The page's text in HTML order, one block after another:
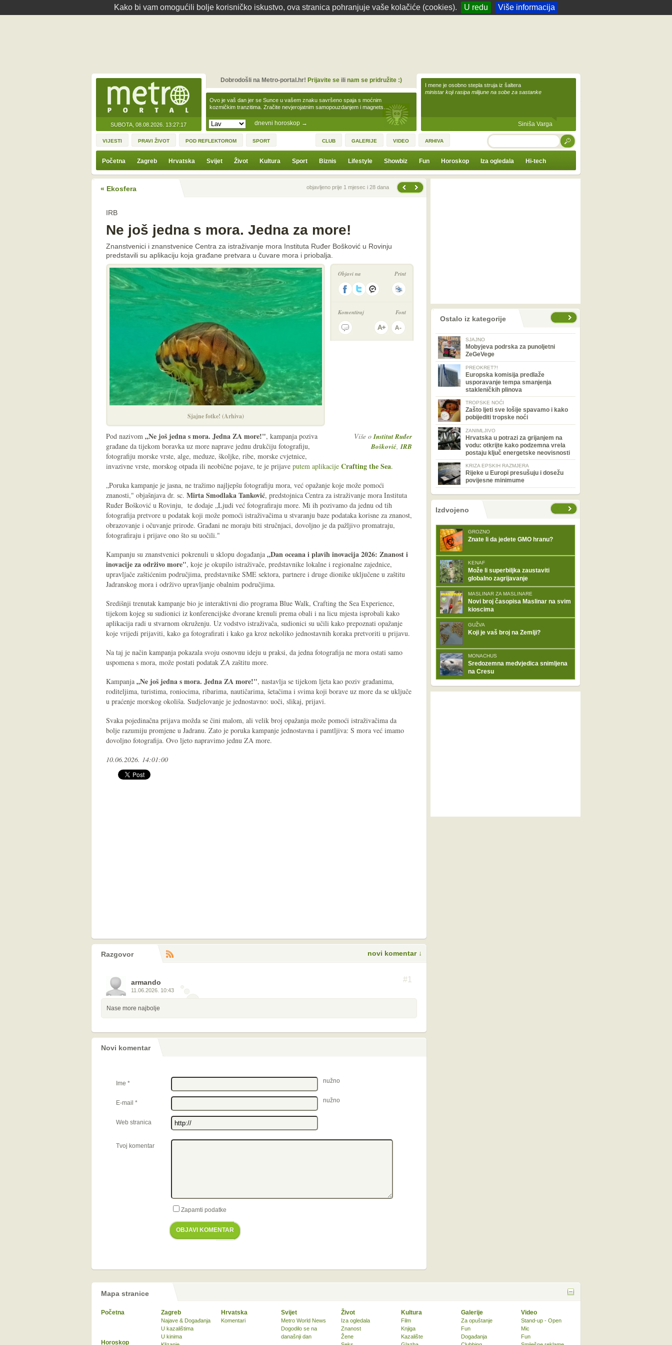
Kako bi vam omogućili bolje korisničko iskustvo, ova stranica pohranjuje vaše kolačiće (cookies). U redu Više informacija
SUBOTA, 08.08.2026. 13:27:17 dnevni horoskop →
Ovo je vaš dan jer se Sunce u vašem znaku savršeno spaja s moćnim
kozmičkim tranzitima. Zračite nevjerojatnim samopouzdanjem i magnets…
Dobrodošli na Metro-portal.hr! Prijavite seili nam se pridružite :)
I mene je osobno stepla struja iz šaltera
ministar koji rasipa milijune na sobe za sastanke
Siniša Varga
VIJESTI PRAVI ŽIVOT POD REFLEKTOROM SPORT CLUB GALERIJE VIDEO ARHIVA TRAŽI
Početna Zagreb Hrvatska Svijet Život Kultura Sport Biznis Lifestyle Showbiz Fun Horoskop Iza ogledala Hi-tech
« Ekosfera Prethodna vijestobjavljeno prije 1 mjesec i 28 dana
IRB
Ne još jedna s mora. Jedna za more!
Znanstvenici i znanstvenice Centra za istraživanje mora Instituta Ruđer Bošković u Rovinju
predstavili su aplikaciju koja građane pretvara u čuvare mora i priobalja.
Sjajne fotke! (Arhiva)
Objavi na Print
Komentiraj Font
Više oInstitut Ruđer
Bošković,IRB
Pod nazivom „Ne još jedna s mora. Jedna ZA more!", kampanja poziva
građane da tijekom boravka uz more naprave jednu drukčiju fotografiju,
fotografiju morske vrste, alge, meduze, školjke, ribe, morske cvjetnice,
invazivne vrste, morskog otpada ili neobične pojave, te je prijave putem aplikacije Crafting the Sea.
„Poruka kampanje je jasna, ne tražimo najljepšu fotografiju mora, već opažanje koje može pomoći
znanosti," objašnjava dr. sc. Mirta Smodlaka Tanković, predstojnica Centra za istraživanje mora Instituta
Ruđer Bošković u Rovinju, te dodaje „Ljudi već fotografiraju more. Mi ih pozivamo da jednu od tih
fotografija pretvore u podatak koji može pomoći istraživačima u stvaranju baze podataka korisne za znanost,
obrazovanje i očuvanje prirode. Građani ne moraju biti stručnjaci, dovoljno je da pažljivo promatraju,
fotografiraju i prijave ono što su uočili."
Kampanju su znanstvenici pokrenuli u sklopu događanja „Dan oceana i plavih inovacija 2026: Znanost i
inovacije za održivo more", koje je okupilo istraživače, predstavnike lokalne i regionalne zajednice,
upravljače zaštićenim područjima, predstavnike SME sektora, partnere i druge dionike uključene u zaštitu
Jadranskog mora i održivo upravljanje obalnim područjima.
Središnji trenutak kampanje bio je interaktivni dio programa Blue Walk, Crafting the Sea Experience,
tijekom kojeg su sudionici iz konferencijske dvorane krenuli prema obali i na licu mjesta isprobali kako
aplikacija radi u stvarnom okruženju. Uz vodstvo istraživača, sudionici su učili kako prepoznati opažanje
koje vrijedi prijaviti, kako ga fotografirati i kako ga kroz nekoliko jednostavnih koraka pretvoriti u prijavu.
Na taj je način kampanja pokazala svoju osnovnu ideju u praksi, da jedna fotografija ne mora ostati samo
uspomena s mora, može postati podatak ZA zaštitu more.
Kampanja „Ne još jedna s mora. Jedna ZA more!", nastavlja se tijekom ljeta kao poziv građanima,
roditeljima, turistima, roniocima, ribarima, nautičarima, šetačima i svima koji borave uz more da se uključe
u praćenje morskog okoliša. Sudjelovanje je jednostavno: uoči, slikaj, prijavi.
Svaka pojedinačna prijava možda se čini malom, ali velik broj opažanja može pomoći istraživačima da
bolje razumiju promjene u Jadranu. Zato je poruka kampanje jednostavna i pamtljiva: S mora već imamo
dovoljno fotografija. Ovo ljeto napravimo jednu ZA more.
10.06.2026. 14:01:00
Razgovor
komentara
novi komentar ↓
armando
11.06.2026. 10:43
#1
Nase more najbolje
Novi komentar
Ime * nužno
E-mail * nužno
Web stranica
Tvoj komentar
Zapamti podatke
OBJAVI KOMENTAR
prethodno Ostalo iz kategorije
SJAJNO
Mobyjeva podrska za punoljetni
ZeGeVege
PREOKRET?!
Europska komisija predlaže
usporavanje tempa smanjenja
stakleničkih plinova
TROPSKE NOĆI
Zašto ljeti sve lošije spavamo i kako
pobijediti tropske noći
ZANIMLJIVO
Hrvatska u potrazi za grijanjem na
vodu: otkrijte kako podzemna vrela
postaju ključ energetske neovisnosti
KRIZA EPSKIH RAZMJERA
Rijeke u Europi presušuju i dosežu
povijesne minimume
nema prethodne stranice
sljedećeIzdvojeno
GROZNO
Znate li da jedete GMO hranu?
KENAF
Može li superbiljka zaustaviti
globalno zagrijavanje
MASLINAR ZA MASLINARE
Novi broj časopisa Maslinar na svim
kioscima
GUŽVA
Koji je vaš broj na Zemlji?
MONACHUS
Sredozemna medvjedica snimljena
na Cresu
Mapa stranice
Početna Zagreb
Najave & Događanja
U kazalištima
U kinima
Hrvatska
Komentari
Svijet
Metro World News
Dogodilo se na
današnji dan
Život
Iza ogledala
Znanost
Žene
Kultura
Film
Knjiga
Kazalište
Horoskop
Galerije
Za opuštanje
Fun
Događanja
Video
Stand-up - Open
Mic
Fun